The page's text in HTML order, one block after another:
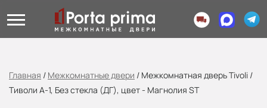
Главная / Межкомнатные двери / Межкомнатная дверь Tivoli /
Тиволи А-1, Без стекла (ДГ), цвет - Магнолия ST